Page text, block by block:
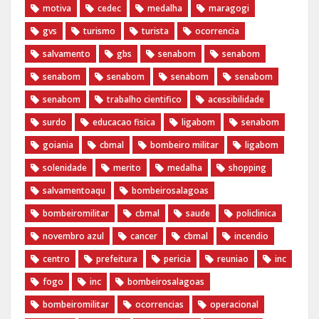
motiva cedec medalha
maragogi
gvs
turismo turista
ocorrencia
salvamento
gbs senabom
senabom
senabom
senabom senabom
senabom
senabom
trabalho cientifico
acessibilidade
surdo
educacao fisica ligabom
senabom
goiania
cbmal bombeiro militar
ligabom
solenidade
merito medalha
shopping
salvamentoaqu
bombeirosalagoas
bombeiromilitar
cbmal saude
policlinica
novembro azul
cancer cbmal
incendio
centro
prefeitura pericia reuniao
inc
fogo
inc
bombeirosalagoas
bombeiromilitar
ocorrencias operacional